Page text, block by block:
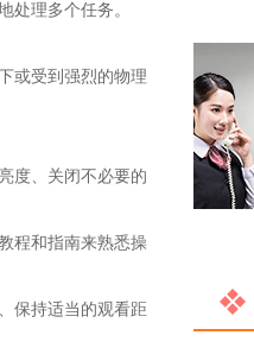
理多个任务。
或受到强烈的物理
度、关闭不必要的
程和指南来熟悉操
保持适当的观看距